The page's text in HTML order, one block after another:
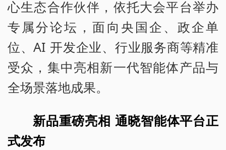
心生态合作伙伴，依托大会平台举办
专属分论坛，面向央国企、政企单
位、AI 开发企业、行业服务商等精准
受众，集中亮相新一代智能体产品与
全场景落地成果。
新品重磅亮相 通晓智能体平台正
式发布